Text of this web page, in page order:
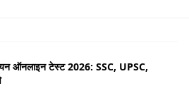
ऑनलाइन टेस्ट 2026: SSC, UPSC,